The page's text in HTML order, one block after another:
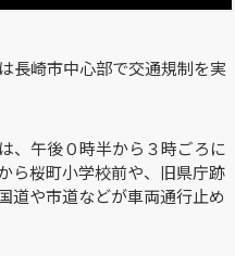
長崎市中心部で交通規制を実
、午後０時半から３時ごろに
ら桜町小学校前や、旧県庁跡
道や市道などが車両通行止め